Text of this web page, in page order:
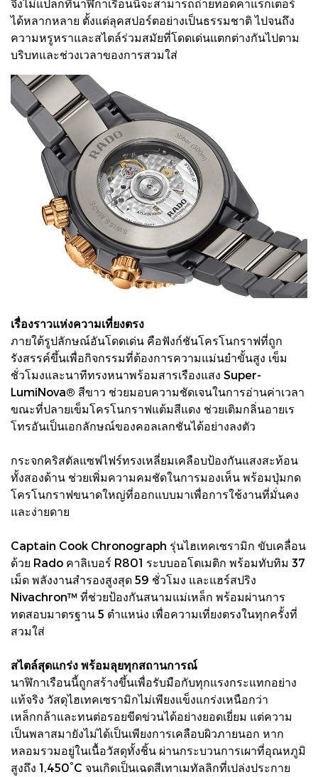
จึงไม่แปลกที่นาฬิกาเรือนนี้จะสามารถถ่ายทอดคาแรกเตอร์
ได้หลากหลาย ตั้งแต่ลุคสปอร์ตอย่างเป็นธรรมชาติ ไปจนถึง
ความหรูหราและสไตล์ร่วมสมัยที่โดดเด่นแตกต่างกันไปตาม
บริบทและช่วงเวลาของการสวมใส่
เรื่องราวแห่งความเที่ยงตรง
ภายใต้รูปลักษณ์อันโดดเด่น คือฟังก์ชันโครโนกราฟที่ถูก
รังสรรค์ขึ้นเพื่อกิจกรรมที่ต้องการความแม่นยำขั้นสูง เข็ม
ชั่วโมงและนาทีทรงหนาพร้อมสารเรืองแสง Super-
LumiNova® สีขาว ช่วยมอบความชัดเจนในการอ่านค่าเวลา
ขณะที่ปลายเข็มโครโนกราฟแต้มสีแดง ช่วยเติมกลิ่นอายเร
โทรอันเป็นเอกลักษณ์ของคอลเลกชันได้อย่างลงตัว
กระจกคริสตัลแซฟไฟร์ทรงเหลี่ยมเคลือบป้องกันแสงสะท้อน
ทั้งสองด้าน ช่วยเพิ่มความคมชัดในการมองเห็น พร้อมปุ่มกด
โครโนกราฟขนาดใหญ่ที่ออกแบบมาเพื่อการใช้งานที่มั่นคง
และง่ายดาย
Captain Cook Chronograph รุ่นไฮเทคเซรามิก ขับเคลื่อน
ด้วย Rado คาลิเบอร์ R801 ระบบออโตเมติก พร้อมทับทิม 37
เม็ด พลังงานสำรองสูงสุด 59 ชั่วโมง และแฮร์สปริง
Nivachron™ ที่ช่วยป้องกันสนามแม่เหล็ก พร้อมผ่านการ
ทดสอบมาตรฐาน 5 ตำแหน่ง เพื่อความเที่ยงตรงในทุกครั้งที่
สวมใส่
สไตล์สุดแกร่ง พร้อมลุยทุกสถานการณ์
นาฬิกาเรือนนี้ถูกสร้างขึ้นเพื่อรับมือกับทุกแรงกระแทกอย่าง
แท้จริง วัสดุไฮเทคเซรามิกไม่เพียงแข็งแกร่งเหนือกว่า
เหล็กกล้าและทนต่อรอยขีดข่วนได้อย่างยอดเยี่ยม แต่ความ
เป็นพลาสมายังไม่ได้เป็นเพียงการเคลือบผิวภายนอก หาก
หลอมรวมอยู่ในเนื้อวัสดุทั้งชิ้น ผ่านกระบวนการเผาที่อุณหภูมิ
สูงถึง 1,450°C จนเกิดเป็นเฉดสีเทาเมทัลลิกที่เปล่งประกาย